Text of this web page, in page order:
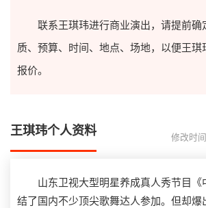
联系王琪玮进行商业演出，请提前确
质、预算、时间、地点、场地，以便王琪
报价。
王琪玮个人资料 修改时
山东卫视大型明星养成真人秀节目《
结了国内不少顶尖歌舞达人参加。但却爆